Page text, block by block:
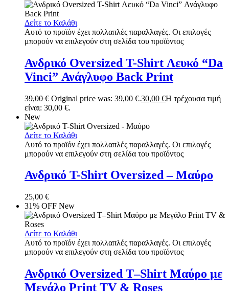
Δείτε το Καλάθι
Αυτό το προϊόν έχει πολλαπλές παραλλαγές. Οι επιλογές
μπορούν να επιλεγούν στη σελίδα του προϊόντος
Ανδρικό Oversized T-Shirt Λευκό “Da
Vinci” Ανάγλυφο Back Print
39,00€ Original price was: 39,00 €.30,00 €Η τρέχουσα τιμή
είναι: 30,00 €.
New
Δείτε το Καλάθι
Αυτό το προϊόν έχει πολλαπλές παραλλαγές. Οι επιλογές
μπορούν να επιλεγούν στη σελίδα του προϊόντος
Ανδρικό T-Shirt Oversized – Μαύρο
25,00 €
31% OFF New
Δείτε το Καλάθι
Αυτό το προϊόν έχει πολλαπλές παραλλαγές. Οι επιλογές
μπορούν να επιλεγούν στη σελίδα του προϊόντος
Ανδρικό Oversized T–Shirt Μαύρο με
Μεγάλο Print TV & Roses